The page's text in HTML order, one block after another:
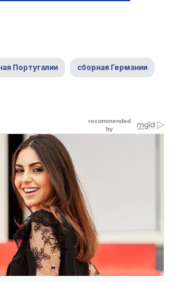
Португалии сборная Германии